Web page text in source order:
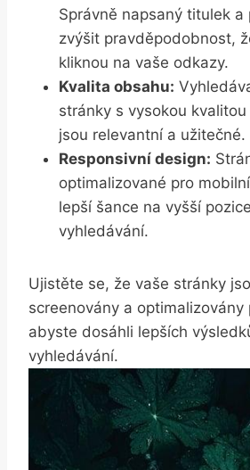
Správně napsaný titulek a
zvýšit pravděpodobnost,‍
kliknou na vaše ⁢odkazy.
Kvalita obsahu:
stránky ⁤s vysokou
jsou ‍relevantní a ​užitečné.
Responsivní design:
optimalizované⁤ pro
lepší šance na vyšší
vyhledávání.
Ujistěte se, ‍že ⁤vaše stránky
screenovány a⁣ optimalizovány
abyste dosáhli lepších
‌vyhledávání.